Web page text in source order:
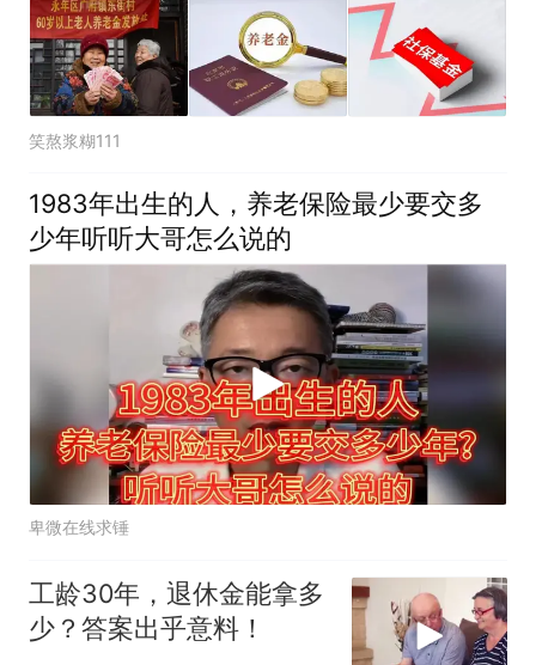
笑熬浆糊111
1983年出生的人，养老保险最少要交多
少年听听大哥怎么说的
卑微在线求锤
工龄30年，退休金能拿多
少？答案出乎意料！